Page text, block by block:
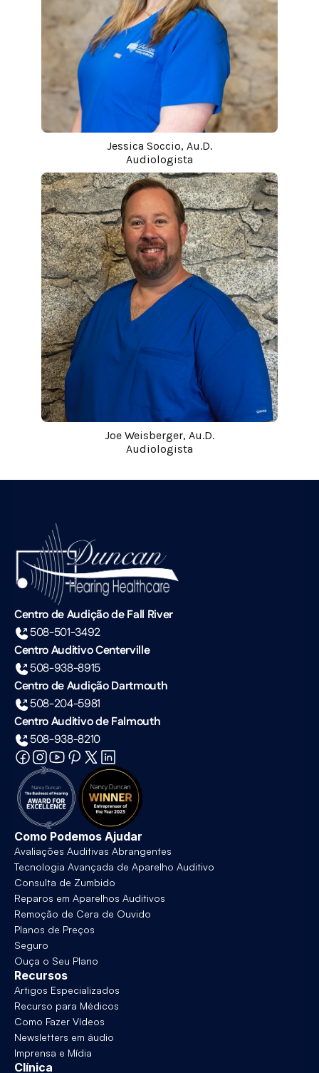
Jessica Soccio, Au.D.
Audiologista
Joe Weisberger, Au.D.
Audiologista
Centro de Audição de Fall River
508-501-3492
Centro Auditivo Centerville
508-938-8915
Centro de Audição Dartmouth
508-204-5981
Centro Auditivo de Falmouth
508-938-8210
Como Podemos Ajudar
Avaliações Auditivas Abrangentes
Tecnologia Avançada de Aparelho Auditivo
Consulta de Zumbido
Reparos em Aparelhos Auditivos
Remoção de Cera de Ouvido
Planos de Preços
Seguro
Ouça o Seu Plano
Recursos
Artigos Especializados
Recurso para Médicos
Como Fazer Vídeos
Newsletters em áudio
Imprensa e Mídia
Clínica